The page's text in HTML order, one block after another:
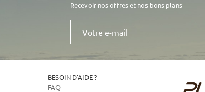
Recevoir nos offres et nos bons plans
Votre
mail
BESOIN D'AIDE ?
FAQ